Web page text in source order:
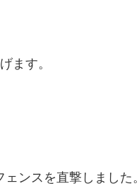
ます。
ンスを直撃しました。